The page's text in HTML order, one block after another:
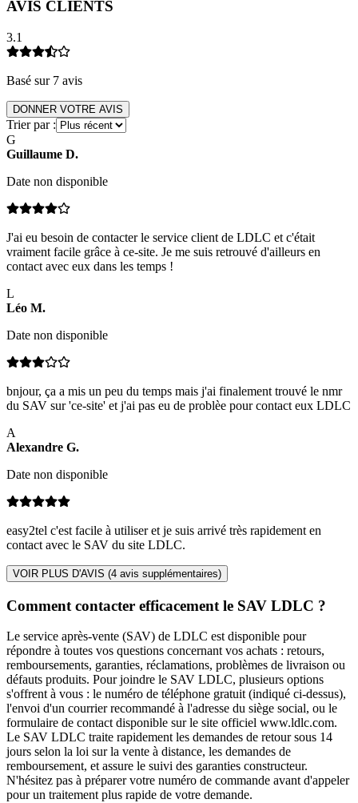
AVIS CLIENTS
3.1
Basé sur 7 avis
DONNER VOTRE AVIS
Trier par :
G
Guillaume D.
Date non disponible
J'ai eu besoin de contacter le service client de LDLC et c'était
vraiment facile grâce à ce-site. Je me suis retrouvé d'ailleurs en
contact avec eux dans les temps !
L
Léo M.
Date non disponible
bnjour, ça a mis un peu du temps mais j'ai finalement trouvé le nmr
du SAV sur 'ce-site' et j'ai pas eu de problèe pour contact eux LDLC
A
Alexandre G.
Date non disponible
easy2tel c'est facile à utiliser et je suis arrivé très rapidement en
contact avec le SAV du site LDLC.
VOIR PLUS D'AVIS (4 avis supplémentaires)
Comment contacter efficacement le SAV LDLC ?
Le service après-vente (SAV) de LDLC est disponible pour
répondre à toutes vos questions concernant vos achats : retours,
remboursements, garanties, réclamations, problèmes de livraison ou
défauts produits. Pour joindre le SAV LDLC, plusieurs options
s'offrent à vous : le numéro de téléphone gratuit (indiqué ci-dessus),
l'envoi d'un courrier recommandé à l'adresse du siège social, ou le
formulaire de contact disponible sur le site officiel www.ldlc.com.
Le SAV LDLC traite rapidement les demandes de retour sous 14
jours selon la loi sur la vente à distance, les demandes de
remboursement, et assure le suivi des garanties constructeur.
N'hésitez pas à préparer votre numéro de commande avant d'appeler
pour un traitement plus rapide de votre demande.